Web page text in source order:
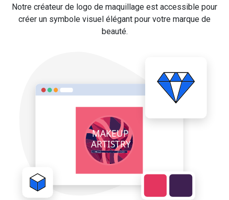
Notre créateur de logo de maquillage est accessible pour
créer un symbole visuel élégant pour votre marque de
beauté.